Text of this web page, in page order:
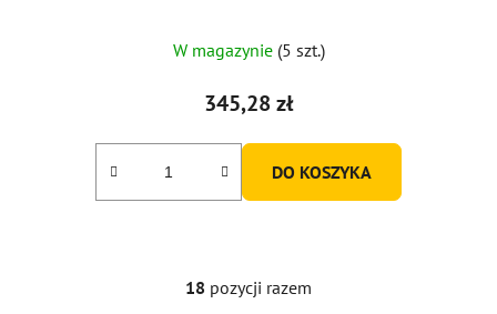
W magazynie (5 szt.)
345,28 zł
DO KOSZYKA
K
18 pozycji razem